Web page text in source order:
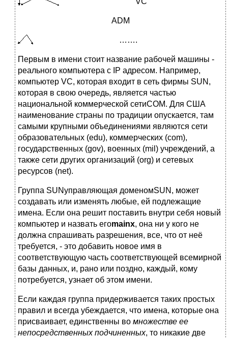
ADM
…….
Первым в имени стоит название рабочей машины -
реального ком­пьютера с IP адресом. Например,
компьютер VC, которая входит в сеть фирмы SUN,
которая в свою очередь, является частью
национальной коммерческой сетиCOM. Для США
наименование страны по традиции опускается, там
самыми крупными объединениями являются сети
образовательных (edu), коммерческих (com),
государственных (gov), военных (mil) учреждений, а
также сети других организаций (org) и сетевых
ресурсов (net).
Группа SUNуправляющая доменомSUN, может
создавать или изменять любые, ей подлежащие
имена. Если она решит поставить внутри себя новый
компьютер и назвать егоmainx, она ни у кого не
должна спрашивать разрешения, все, что от неё
требуется, - это добавить новое имя в
соответствующую часть соответствующей всемирной
базы данных, и, рано или поздно, каждый, кому
потребуется, узнает об этом имени.
Если каждая группа придерживается таких простых
правил и всегда убеждается, что имена, которые она
присваивает, единственны во множестве ее
непосредственных подчиненных, то никакие две